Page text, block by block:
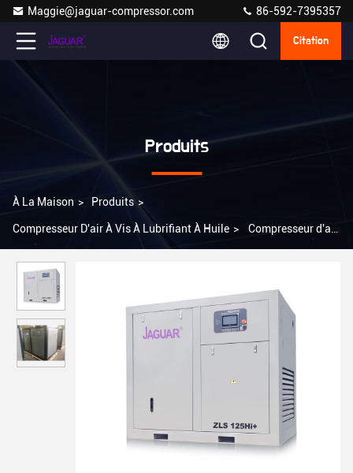
Maggie@jaguar-compressor.com 86-592-7395357
Citation
Produits
À La Maison > Produits >
Compresseur D'air À Vis À Lubrifiant À Huile > Compresseur d'air
3000*2000*2050